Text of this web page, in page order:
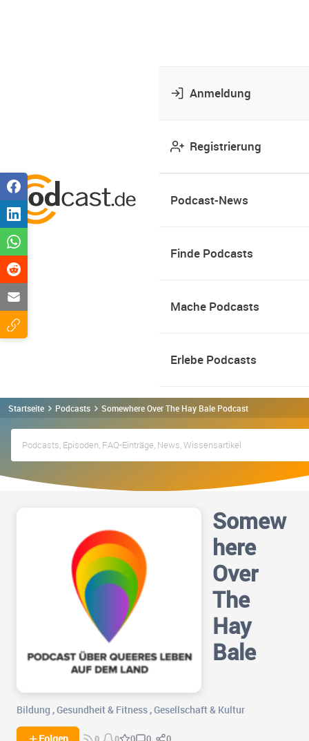
Anmeldung
Registrierung
Podcast-News
Finde Podcasts
Mache Podcasts
Erlebe Podcasts
Startseite Podcasts Somewhere Over The Hay Bale Podcast
Somew
here
Over
The
Hay
Bale
Bildung ,Gesundheit & Fitness ,Gesellschaft & Kultur